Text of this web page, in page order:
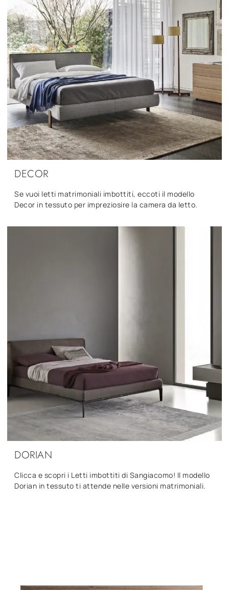
DECOR
Se vuoi letti matrimoniali imbottiti, eccoti il modello
Decor in tessuto per impreziosire la camera da letto.
DORIAN
Clicca e scopri i Letti imbottiti di Sangiacomo! Il modello
Dorian in tessuto ti attende nelle versioni matrimoniali.